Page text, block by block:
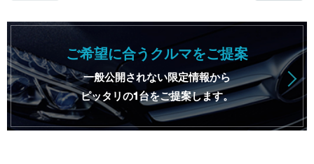
ご希望に合うクルマをご提案
一般公開されない限定情報から
ピッタリの1台をご提案します。